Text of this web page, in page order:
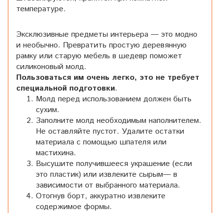
температуре.
Эксклюзивные предметы интерьера — это модно
и необычно. Превратить простую деревянную
рамку или старую мебель в шедевр поможет
силиконовый молд.
Пользоваться им очень легко, это не требует
специальной подготовки.
Молд перед использованием должен быть
сухим.
Заполните молд необходимым наполнителем.
Не оставляйте пустот. Удалите остатки
материала с помощью шпателя или
мастихина.
Высушите получившееся украшение (если
это пластик) или извлеките сырым— в
зависимости от выбранного материала.
Отогнув борт, аккуратно извлеките
содержимое формы.